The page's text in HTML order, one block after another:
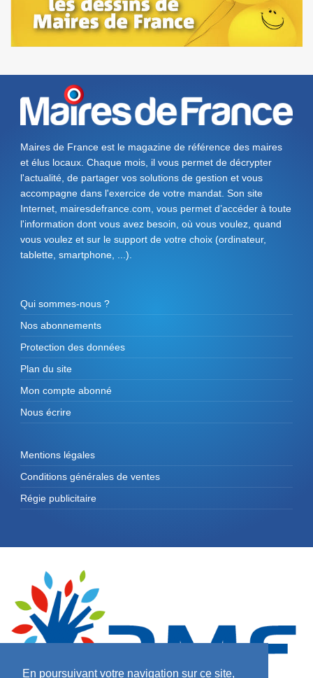
En poursuivant votre navigation sur ce site,
Maires de France est le magazine de référence des maires
et élus locaux. Chaque mois, il vous permet de décrypter
l'actualité, de partager vos solutions de gestion et vous
accompagne dans l'exercice de votre mandat. Son site
Internet, mairesdefrance.com, vous permet d’accéder à toute
l'information dont vous avez besoin, où vous voulez, quand
vous voulez et sur le support de votre choix (ordinateur,
tablette, smartphone, ...).
Qui sommes-nous ?
Nos abonnements
Protection des données
Plan du site
Mon compte abonné
Nous écrire
Mentions légales
Conditions générales de ventes
Régie publicitaire